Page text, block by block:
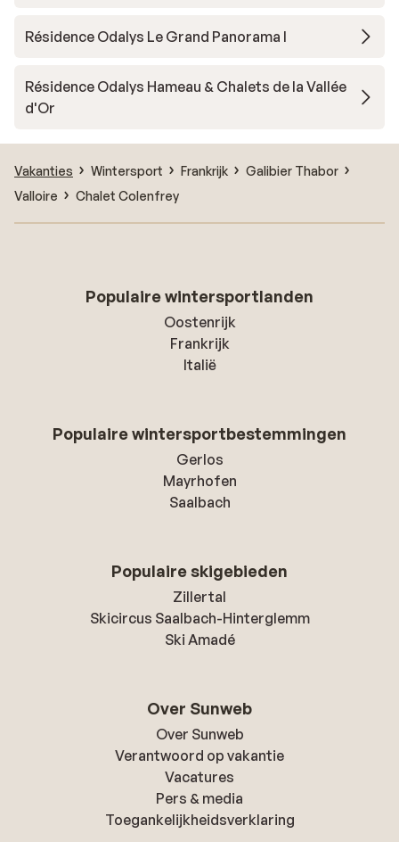
Résidence Odalys Le Grand Panorama I
Résidence Odalys Hameau & Chalets de la Vallée
d'Or
Vakanties Wintersport Frankrijk
Galibier Thabor
Valloire
Chalet Colenfrey
Populaire wintersportlanden
Oostenrijk
Frankrijk
Italië
Populaire wintersportbestemmingen
Gerlos
Mayrhofen
Saalbach
Populaire skigebieden
Zillertal
Skicircus Saalbach-Hinterglemm
Ski Amadé
Over Sunweb
Over Sunweb
Verantwoord op vakantie
Vacatures
Pers & media
Toegankelijkheidsverklaring